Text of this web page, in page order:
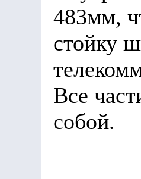
483мм,
стойку
Все
собой.